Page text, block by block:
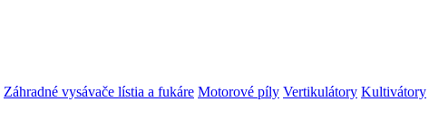
Záhradné vysávače lístia a fukáre Motorové píly Vertikulátory Kultivátory